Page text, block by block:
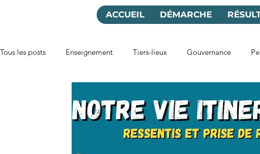
ACCUEIL DÉMARCHE
Tous les posts Enseignement Tiers-lieux Gouvernance